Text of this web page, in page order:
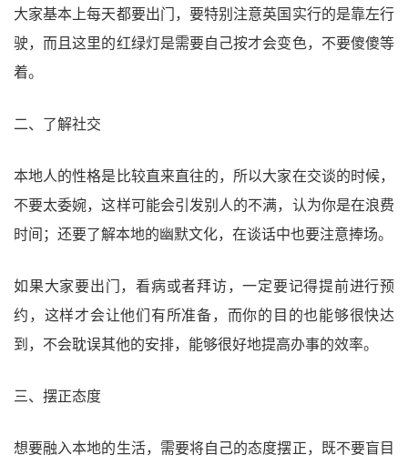
大家基本上每天都要出门，要特别注意英国实行的是靠左行
驶，而且这里的红绿灯是需要自己按才会变色，不要傻傻等
着。
二、了解社交
本地人的性格是比较直来直往的，所以大家在交谈的时候，
不要太委婉，这样可能会引发别人的不满，认为你是在浪费
时间；还要了解本地的幽默文化，在谈话中也要注意捧场。
如果大家要出门，看病或者拜访，一定要记得提前进行预
约，这样才会让他们有所准备，而你的目的也能够很快达
到，不会耽误其他的安排，能够很好地提高办事的效率。
三、摆正态度
想要融入本地的生活，需要将自己的态度摆正，既不要盲目